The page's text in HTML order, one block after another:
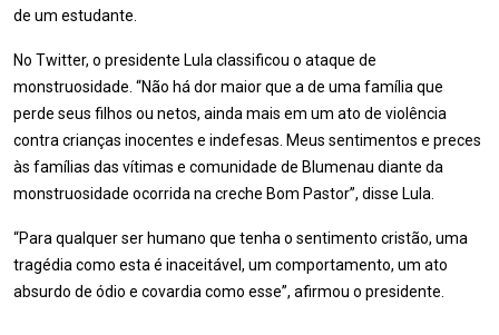
de um estudante.
No Twitter, o presidente Lula classificou o ataque de
monstruosidade. “Não há dor maior que a de uma família que
perde seus filhos ou netos, ainda mais em um ato de violência
contra crianças inocentes e indefesas. Meus sentimentos e preces
às famílias das vítimas e comunidade de Blumenau diante da
monstruosidade ocorrida na creche Bom Pastor”, disse Lula.
“Para qualquer ser humano que tenha o sentimento cristão, uma
tragédia como esta é inaceitável, um comportamento, um ato
absurdo de ódio e covardia como esse”, afirmou o presidente.